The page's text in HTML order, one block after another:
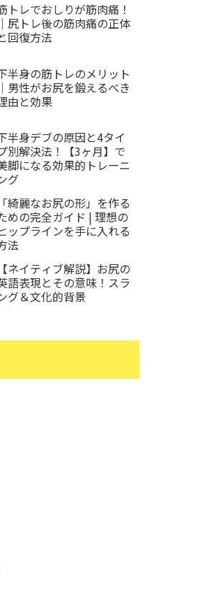
トレでおしりが筋肉痛！
｜尻トレ後の筋肉痛の正体
回復方法
半身の筋トレのメリット
｜男性がお尻を鍛えるべき
由と効果
半身デブの原因と4タイ
別解決法！【3ヶ月】で
脚になる効果的トレーニ
グ
「綺麗なお尻の形」を作る
めの完全ガイド | 理想の
ップラインを手に入れる
法
【ネイティブ解説】お尻の
語表現とその意味！スラ
グ＆文化的背景